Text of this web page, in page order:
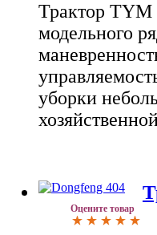
Трактор TYM
модельного
уборки
Оцените товар